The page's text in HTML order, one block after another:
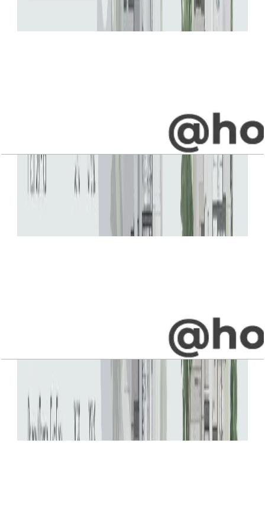
Jebel Ali Village, Villa, 5BR, Type B2,
Penthouse-Upper-Entry Level, 6006 SQFT
Jebel Ali Village, Villa, 5BR, Type C1, Upper-
Entry Level, 4748 SQFT
باز کردن چیدمان